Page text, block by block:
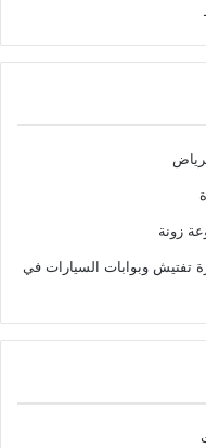
زونة
تفتيش وبوابات السيارات في